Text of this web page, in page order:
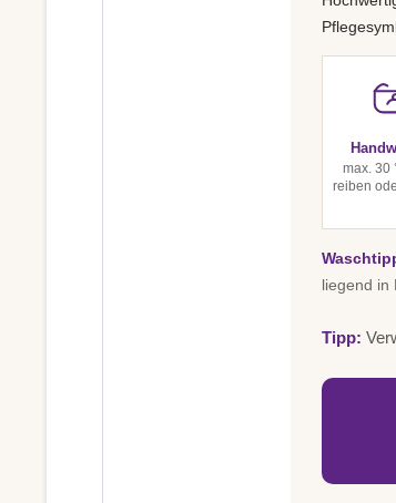
max. 30
reiben
liegend in
Tipp: